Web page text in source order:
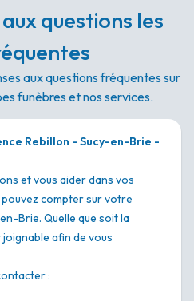
questions les
aux questions fréquentes sur
funèbres et nos services.
Rebillon - Sucy-en-Brie -
et vous aider dans vos
compter sur votre
Brie. Quelle que soit la
afin de vous
: